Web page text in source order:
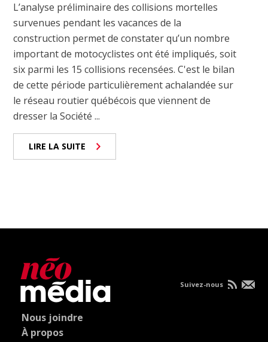
L’analyse préliminaire des collisions mortelles
survenues pendant les vacances de la
construction permet de constater qu’un nombre
important de motocyclistes ont été impliqués, soit
six parmi les 15 collisions recensées. C'est le bilan
de cette période particulièrement achalandée sur
le réseau routier québécois que viennent de
dresser la Société ...
LIRE LA SUITE
Nous joindre
À propos
Suivez-nous